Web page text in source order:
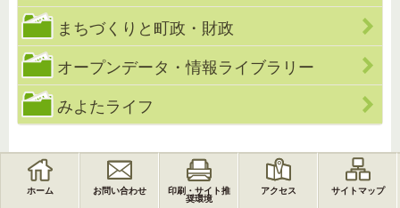
まちづくりと町政・財政
オープンデータ・情報ライブラリー
みよたライフ
ホーム お問い合わせ
印刷・サイト推
奨環境
アクセス サイトマップ